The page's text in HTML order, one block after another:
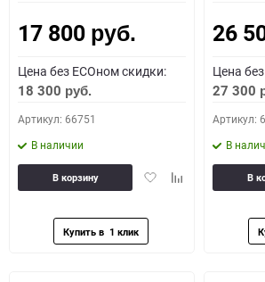
Как определить
0 - обратная 1 - прямая 3 -
17 800 руб.
Цена без ECOном скидки:
18 300 руб.
Артикул: 66751
В наличии
ДобавитьДобавить
В корзину
26
Цена
27 300
Артикул:
В
В